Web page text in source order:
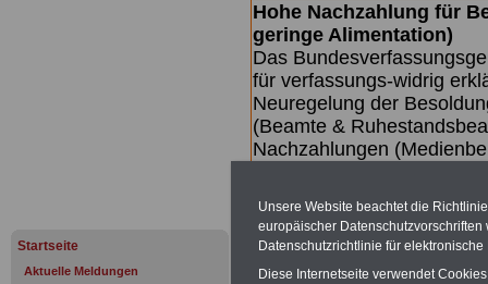
Startseite
Aktuelle Meldungen
Hohe Nachzahlung für
geringe Alimentation)
Das
für verfassungs-widrig
Neuregelung der
(Beamte &
Nachzahlungen
dem Beschluss des
wird (wahrscheinlich im
Broschüre
Unsere Website beachtet die
europäischer
Datenschutzrichtlinie für
Diese Internetseite verwendet